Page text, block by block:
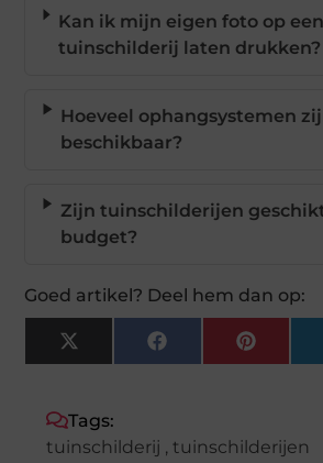
Kan ik mijn eigen foto op een
tuinschilderij laten drukken?
Hoeveel ophangsystemen
beschikbaar?
Zijn tuinschilderijen
budget?
Goed artikel? Deel hem dan op:
X
(Twitter)
Facebook
Tags:
tuinschilderij , tuinschilderijen